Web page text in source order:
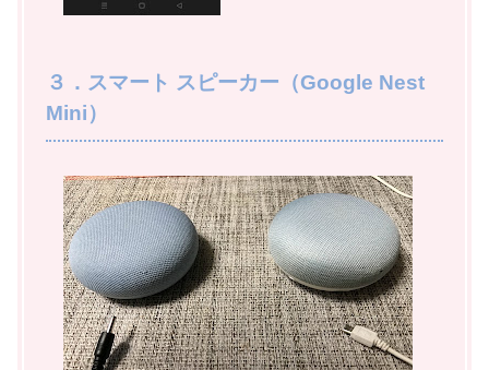
３．スマート スピーカー（Google Nest
Mini）